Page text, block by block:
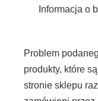
Informacja o
Problem
produkty, które
stronie sklepu